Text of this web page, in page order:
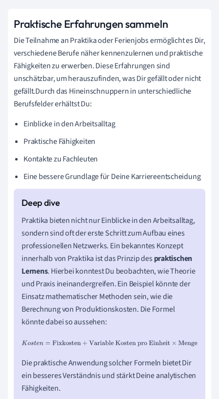
Praktische Erfahrungen sammeln
Die Teilnahme an Praktika oder Ferienjobs ermöglicht es Dir,
verschiedene Berufe näher kennenzulernen und praktische
Fähigkeiten zu erwerben. Diese Erfahrungen sind
unschätzbar, um herauszufinden, was Dir gefällt oder nicht
gefällt.Durch das Hineinschnuppern in unterschiedliche
Berufsfelder erhältst Du:
Einblicke in den Arbeitsalltag
Praktische Fähigkeiten
Kontakte zu Fachleuten
Eine bessere Grundlage für Deine Karriereentscheidung
Praktika bieten nicht nur Einblicke in den Arbeitsalltag,
sondern sind oft der erste Schritt zum Aufbau eines
professionellen Netzwerks. Ein bekanntes Konzept
innerhalb von Praktika ist das Prinzip des praktischen
Lernens. Hierbei konntest Du beobachten, wie Theorie
und Praxis ineinandergreifen. Ein Beispiel könnte der
Einsatz mathematischer Methoden sein, wie die
Berechnung von Produktionskosten. Die Formel
könnte dabei so aussehen:
Kosten=Fixkosten+Variable Kosten pro Einheit ×Menge
Die praktische Anwendung solcher Formeln bietet Dir
ein besseres Verständnis und stärkt Deine analytischen
Fähigkeiten.